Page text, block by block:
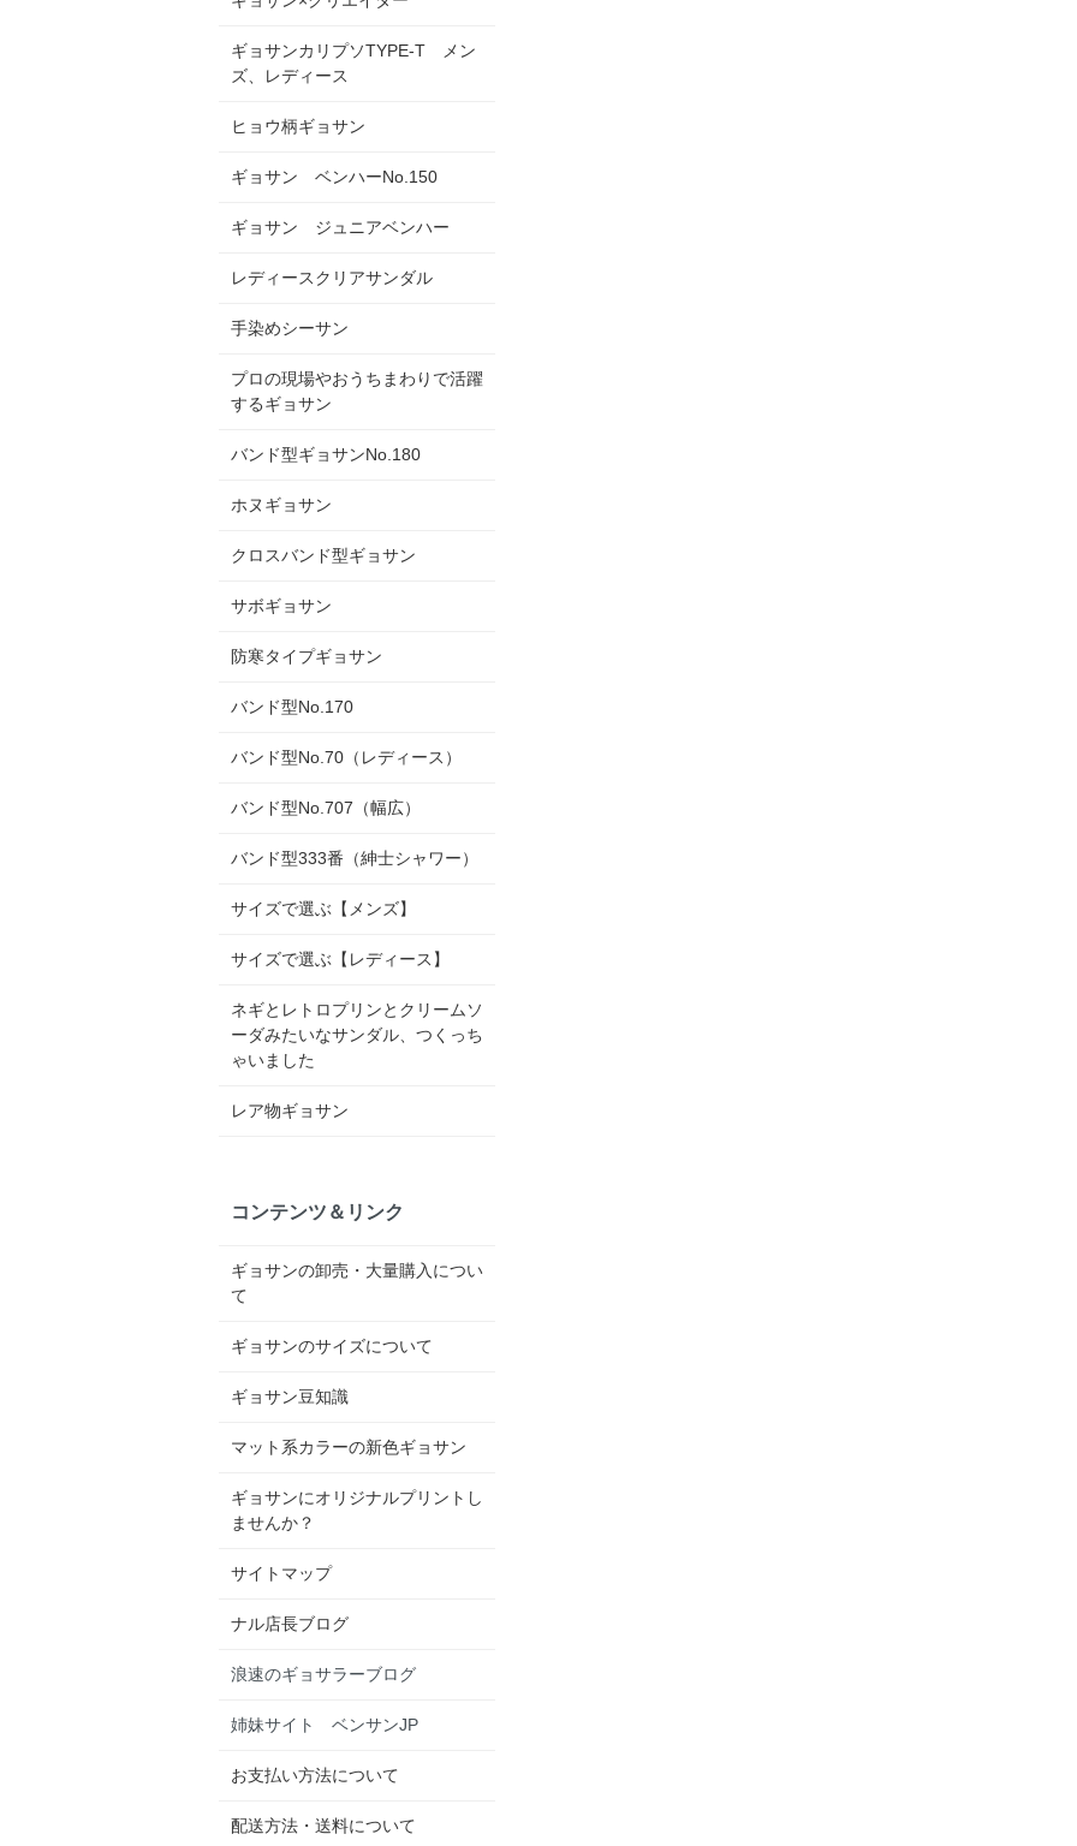
ギョサンカリプソTYPE-T メン
ズ、レディース
ヒョウ柄ギョサン
ギョサン ベンハーNo.150
ギョサン ジュニアベンハー
レディースクリアサンダル
手染めシーサン
プロの現場やおうちまわりで活躍
するギョサン
バンド型ギョサンNo.180
ホヌギョサン
クロスバンド型ギョサン
サボギョサン
防寒タイプギョサン
バンド型No.170
バンド型No.70（レディース）
バンド型No.707（幅広）
バンド型333番（紳士シャワー）
サイズで選ぶ【メンズ】
サイズで選ぶ【レディース】
ネギとレトロプリンとクリームソ
ーダみたいなサンダル、つくっち
ゃいました
レア物ギョサン
コンテンツ＆リンク
ギョサンの卸売・大量購入につい
て
ギョサンのサイズについて
ギョサン豆知識
マット系カラーの新色ギョサン
ギョサンにオリジナルプリントし
ませんか？
サイトマップ
ナル店長ブログ
浪速のギョサラーブログ
姉妹サイト ベンサンJP
お支払い方法について
配送方法・送料について